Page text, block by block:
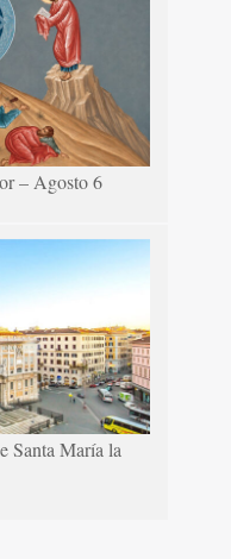
– Agosto 6
Santa María la